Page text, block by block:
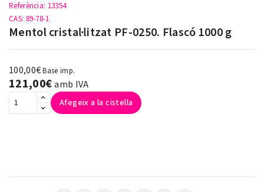
Referència: 13354
CAS: 89-78-1
Mentol cristal·litzat PF-0250. Flascó 1000 g
100,00€Base imp.
121,00€amb IVA
Afegeix a la cistella